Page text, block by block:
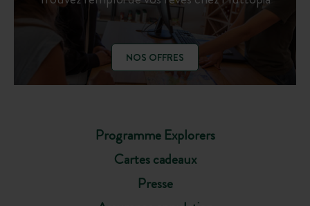
Programme Explorers
Cartes cadeaux
Presse
NOS OFFRES